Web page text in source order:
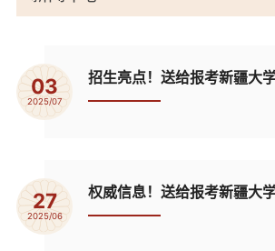
03
2025/07
招生亮点！送给报考新疆大学
27
2025/06
权威信息！送给报考新疆大学